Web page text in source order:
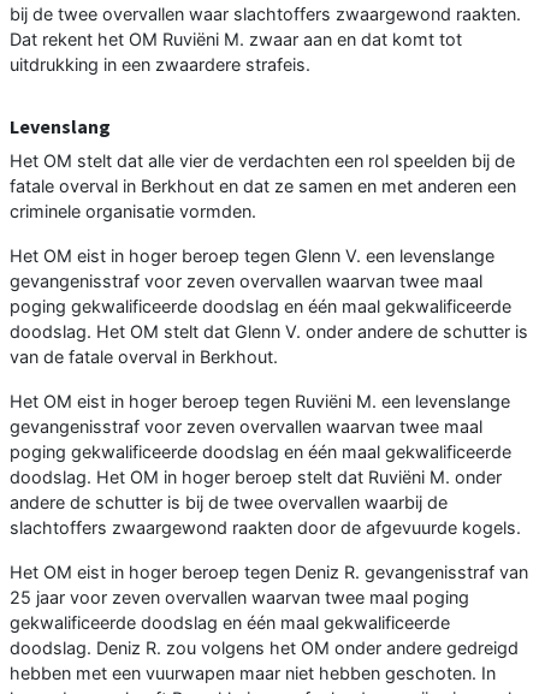
bij de twee overvallen waar slachtoffers zwaargewond raakten.
Dat rekent het OM Ruviëni M. zwaar aan en dat komt tot
uitdrukking in een zwaardere strafeis.
Levenslang
Het OM stelt dat alle vier de verdachten een rol speelden bij de
fatale overval in Berkhout en dat ze samen en met anderen een
criminele organisatie vormden.
Het OM eist in hoger beroep tegen Glenn V. een levenslange
gevangenisstraf voor zeven overvallen waarvan twee maal
poging gekwalificeerde doodslag en één maal gekwalificeerde
doodslag. Het OM stelt dat Glenn V. onder andere de schutter is
van de fatale overval in Berkhout.
Het OM eist in hoger beroep tegen Ruviëni M. een levenslange
gevangenisstraf voor zeven overvallen waarvan twee maal
poging gekwalificeerde doodslag en één maal gekwalificeerde
doodslag. Het OM in hoger beroep stelt dat Ruviëni M. onder
andere de schutter is bij de twee overvallen waarbij de
slachtoffers zwaargewond raakten door de afgevuurde kogels.
Het OM eist in hoger beroep tegen Deniz R. gevangenisstraf van
25 jaar voor zeven overvallen waarvan twee maal poging
gekwalificeerde doodslag en één maal gekwalificeerde
doodslag. Deniz R. zou volgens het OM onder andere gedreigd
hebben met een vuurwapen maar niet hebben geschoten. In